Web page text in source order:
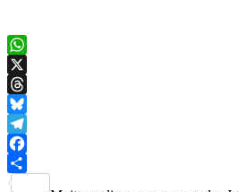
WhatsApp
X
Threads
Bluesky
Telegram
Facebook